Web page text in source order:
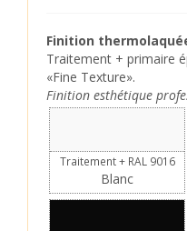
Finition
Traitement + primaire
«Fine Texture».
Finition esthétique
Traitement + RAL 9016
Blanc